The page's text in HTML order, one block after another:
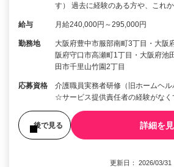
す） 過去に経験のある方や、これ
給与 月給240,000円～295,000円
勤務地
大阪府豊中市服部南町3丁目・大阪
阪府守口市高瀬町1丁目・大阪府池
田市千里山竹園2丁目
応募資格
介護職員実務者研修（旧ホームヘ
☆サービス提供責任者の経験がなく
後で見る 詳細を
更新日： 2026/03/